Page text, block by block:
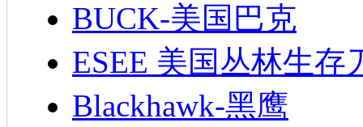
BUCK-美国巴克
ESEE 美国丛林生存
Blackhawk-黑鹰